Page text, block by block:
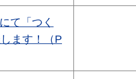
て「つく
ます！（P